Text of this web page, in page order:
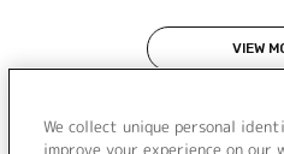
VIEW
We collect unique personal
improve your experience on